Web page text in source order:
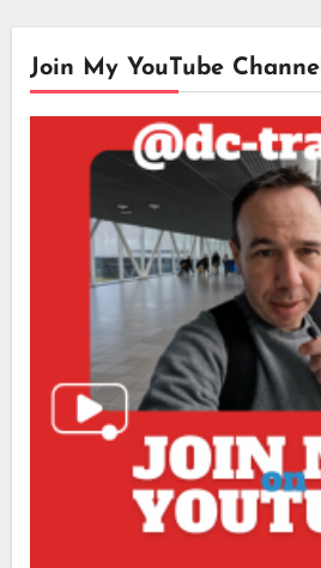
Join My YouTube Channel